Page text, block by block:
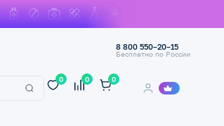
8 800 550–20–15
Бесплатно по России
0 0 0